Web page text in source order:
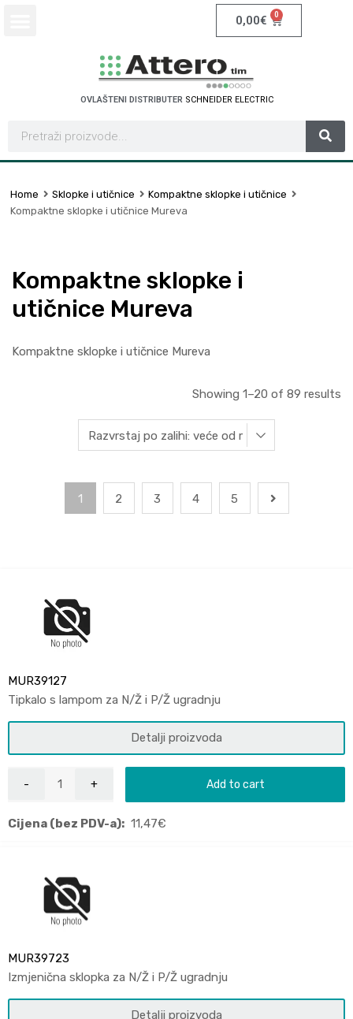
0,00€ 0
OVLAŠTENI DISTRIBUTER SCHNEIDER ELECTRIC
Home Sklopke i utičnice
Kompaktne sklopke i utičnice
Kompaktne sklopke i utičnice Mureva
Kompaktne sklopke i
utičnice Mureva
Kompaktne sklopke i utičnice Mureva
Showing 1–20 of 89 results
1 2 3 4 5
MUR39127
Tipkalo s lampom za N/Ž i P/Ž ugradnju
Detalji proizvoda
Add to cart
Cijena (bez PDV-a): 11,47€
MUR39723
Izmjenična sklopka za N/Ž i P/Ž ugradnju
Detalji proizvoda